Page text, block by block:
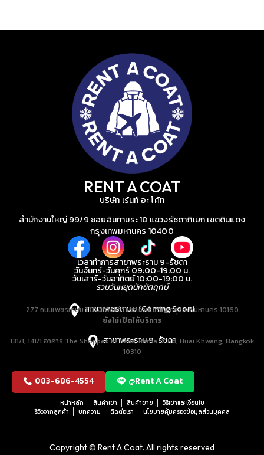
RENT A COAT
บริษัท เร้นท์ อะ โค้ท
สำนักงานใหญ่ 99/9 ซอยอินทามระ 18 แขวงรัชดาภิเษก เขตดินแดง
กรุงเทพมหานคร 10400
เวลาทำการสาขาพระราม 9-รัชดา
วันจันทร์-วันศุกร์ 09:00-19:00 น.
วันเสาร์-วันอาทิตย์ 10:00-19:00 น.
รวมวันหยุดนักขัตฤกษ์
สาขาเพชรเกษม (Coming Soon)
277 ถนนเพชรเกษม แขวงบางหว้า เขตภาษีเจริญ กรุงเทพมหานคร 10160
ยังไม่เปิดให้บริการ
สาขาพระราม 9-รัชดา
131/1, 141/1 อาคาร The Shoppes at Belle, Rama IX Rd, Huai Khwang, Bangkok
10310
083-686-4554 @Rent A Coat
หน้าหลัก สินค้าเช่า สินค้าขาย
วิธีเช่าและเงื่อนไข
รีวิวจากลูกค้า
บทความ ติดต่อเรา นโยบายคุ้มครองข้อมูลส่วนบุคคล
Copyright © Rent A Coat. All rights reserved